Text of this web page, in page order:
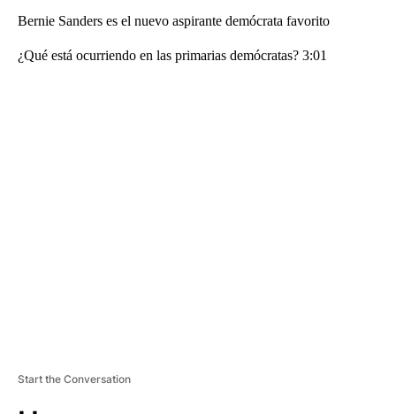
Bernie Sanders es el nuevo aspirante demócrata favorito
¿Qué está ocurriendo en las primarias demócratas? 3:01
Start the Conversation